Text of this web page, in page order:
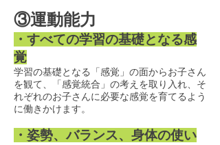
③運動能力
・すべての学習の基礎となる感
覚
学習の基礎となる「感覚」の面からお子さん
を観て、「感覚統合」の考えを取り入れ、そ
れぞれのお子さんに必要な感覚を育てるよう
に働きかけます。
・姿勢、バランス、身体の使い